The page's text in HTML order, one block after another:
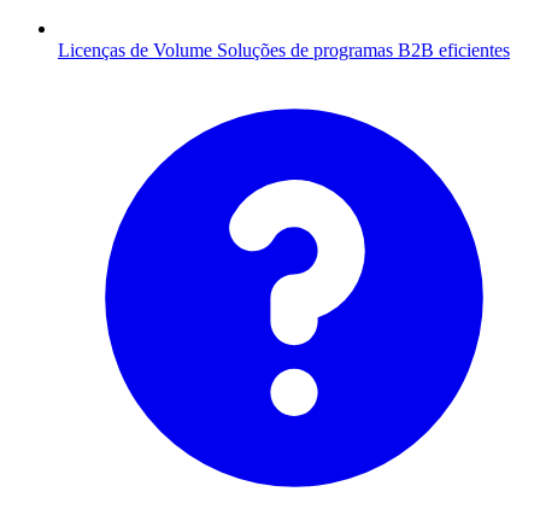
Licenças de Volume Soluções de programas B2B eficientes